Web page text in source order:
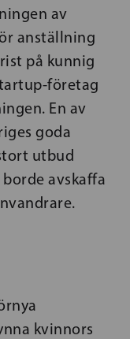
av
anställning
på kunnig
företag
En av
goda
utbud
avskaffa
kvinnors